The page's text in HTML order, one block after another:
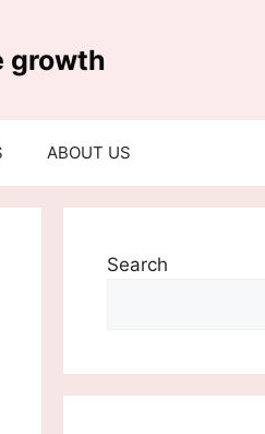
growth
ABOUT US
Search